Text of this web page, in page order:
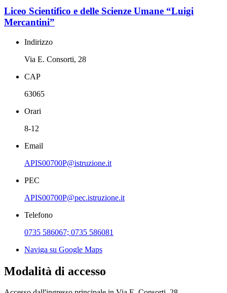
Liceo Scientifico e delle Scienze Umane “Luigi
Mercantini”
Indirizzo
Via E. Consorti, 28
CAP
63065
Orari
8-12
Email
APIS00700P@istruzione.it
PEC
APIS00700P@pec.istruzione.it
Telefono
0735 586067; 0735 586081
Naviga su Google Maps
Modalità di accesso